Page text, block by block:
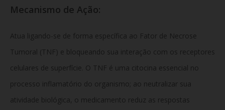
Mecanismo de Ação:
Atua ligando-se de forma específica ao Fator de Necrose
Tumoral (TNF) e bloqueando sua interação com os receptores
celulares de superfície. O TNF é uma citocina essencial no
processo inflamatório do organismo; ao neutralizar sua
atividade biológica, o medicamento reduz as respostas